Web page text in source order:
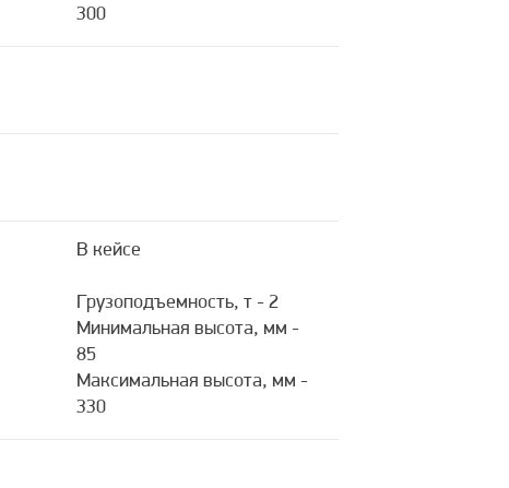
300
В кейсе
Грузоподъемность, т - 2
Минимальная высота, мм -
85
Максимальная высота, мм -
330